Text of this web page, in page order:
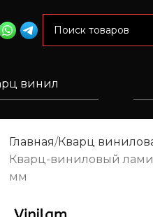
винил
Главная Кварц
Кварц-виниловый
мм